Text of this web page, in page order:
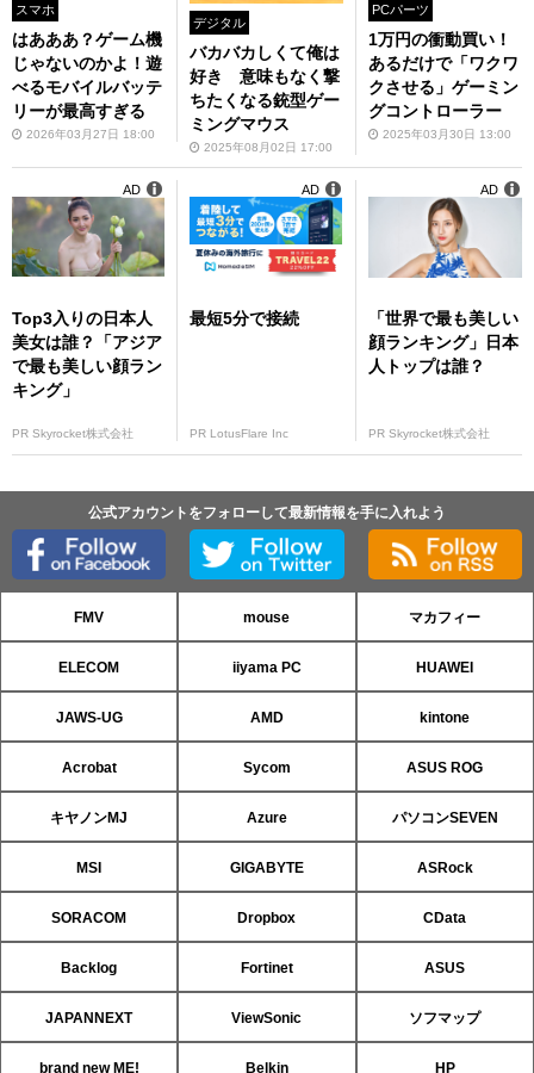
スマホ
はあああ？ゲーム機
じゃないのかよ！遊
べるモバイルバッテ
リーが最高すぎる
2026年03月27日 18:00
デジタル
バカバカしくて俺は
好き 意味もなく撃
ちたくなる銃型ゲー
ミングマウス
2025年08月02日 17:00
PCパーツ
1万円の衝動買い！
あるだけで「ワクワ
クさせる」ゲーミン
グコントローラー
2025年03月30日 13:00
Top3入りの日本人
美女は誰？「アジア
で最も美しい顔ラン
キング」
PR Skyrocket株式会社
AD
最短5分で接続
PR LotusFlare Inc
AD
「世界で最も美しい
顔ランキング」日本
人トップは誰？
PR Skyrocket株式会社
AD
公式アカウントをフォローして最新情報を手に入れよう
FMV mouse マカフィー
ELECOM iiyama PC HUAWEI
JAWS-UG AMD kintone
Acrobat Sycom ASUS ROG
キヤノンMJ Azure パソコンSEVEN
MSI GIGABYTE ASRock
SORACOM Dropbox CData
Backlog Fortinet ASUS
JAPANNEXT ViewSonic ソフマップ
brand new ME! Belkin HP